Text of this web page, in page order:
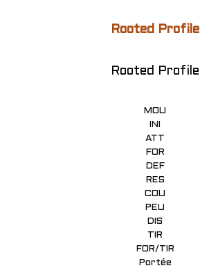
Rooted Profile
Rooted Profile
MOU
INI
ATT
FOR
DEF
RES
COU
PEU
DIS
TIR
FOR/TIR
Portée